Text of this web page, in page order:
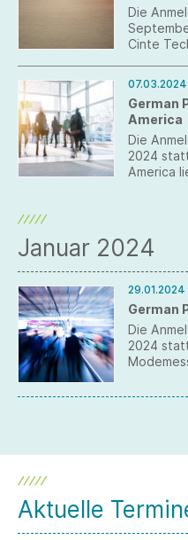
Die
Cinte
einen
Expo
07.03.2024
German
America
Die
2024
America
Januar 2024
29.01.2024
German
Die
2024
bis 26.
Aktuelle